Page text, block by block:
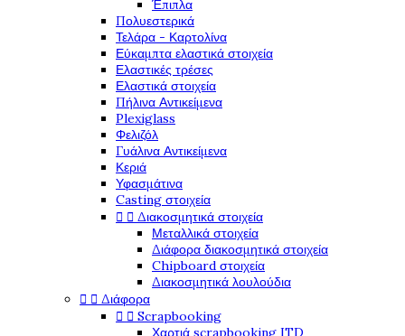
Έπιπλα
Πολυεστερικά
Τελάρα - Καρτολίνα
Εύκαμπτα ελαστικά στοιχεία
Ελαστικές τρέσες
Ελαστικά στοιχεία
Πήλινα Αντικείμενα
Plexiglass
Φελιζόλ
Γυάλινα Αντικείμενα
Κεριά
Υφασμάτινα
Casting στοιχεία
  Διακοσμητικά στοιχεία
Μεταλλικά στοιχεία
Διάφορα διακοσμητικά στοιχεία
Chipboard στοιχεία
Διακοσμητικά λουλούδια
  Διάφορα
  Scrapbooking
Χαρτιά scrapbooking ITD